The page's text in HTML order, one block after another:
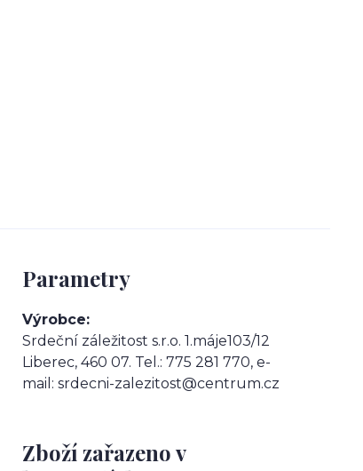
Parametry
Výrobce
Srdeční záležitost s.r.o. 1.máje103/12
Liberec, 460 07. Tel.: 775 281 770, e-
mail: srdecni-zalezitost@centrum.cz
Zboží zařazeno v